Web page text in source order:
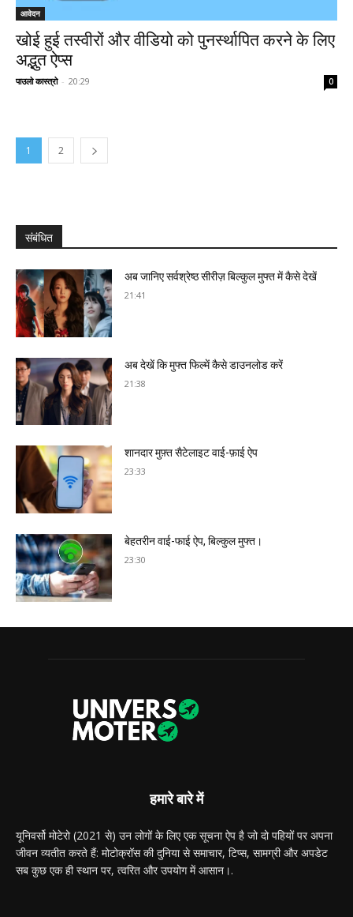
आवेदन
खोई हुई तस्वीरों और वीडियो को पुनर्स्थापित करने के लिए
अद्भुत ऐप्स
पाउलो कास्त्रो - 20:29 0
1 2
संबंधित
अब जानिए सर्वश्रेष्ठ सीरीज़ बिल्कुल मुफ्त में कैसे देखें
21:41
अब देखें कि मुफ्त फिल्में कैसे डाउनलोड करें
21:38
शानदार मुफ़्त सैटेलाइट वाई-फ़ाई ऐप
23:33
बेहतरीन वाई-फाई ऐप, बिल्कुल मुफ्त।
23:30
हमारे बारे में
यूनिवर्सो मोटेरो (2021 से) उन लोगों के लिए एक सूचना ऐप है जो दो पहियों पर अपना
जीवन व्यतीत करते हैं: मोटोक्रॉस की दुनिया से समाचार, टिप्स, सामग्री और अपडेट
सब कुछ एक ही स्थान पर, त्वरित और उपयोग में आसान।.